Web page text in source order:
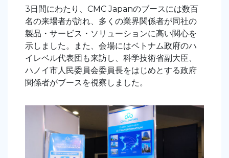
3 日間にわたり、CMC Japanのブースには数百
名の来場者が訪れ、多くの業界関係者が同社の
製品・サービス・ソリューションに高い関心を
示しました。また、会場にはベトナム政府のハ
イレベル代表団も来訪し、科学技術省副大臣、
ハノイ市人民委員会委員長をはじめとする政府
関係者がブースを視察しました。